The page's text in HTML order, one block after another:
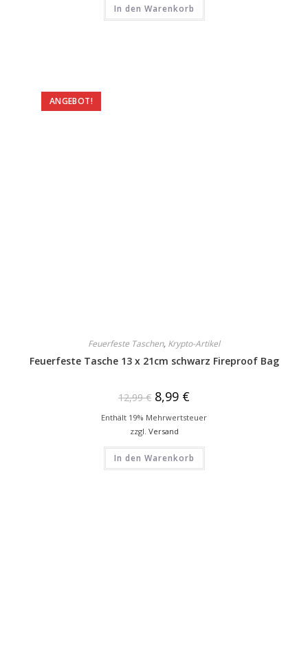
In den Warenkorb
ANGEBOT!
Feuerfeste Taschen, Krypto-Artikel
Feuerfeste Tasche 13 x 21cm schwarz Fireproof Bag
12,99€ 8,99 €
Enthält 19% Mehrwertsteuer
zzgl. Versand
In den Warenkorb